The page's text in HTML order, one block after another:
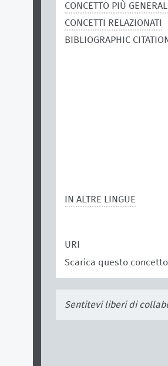
CONCETTO PIÙ
CONCETTI RELAZIONATI
BIBLIOGRAPHIC CITATION
IN ALTRE LINGUE
URI
Scarica questo concetto
Sentitevi liberi di